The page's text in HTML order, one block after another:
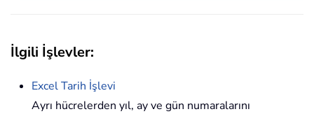
İlgili İşlevler:
Excel Tarih İşlevi
Ayrı hücrelerden yıl, ay ve gün numaralarını